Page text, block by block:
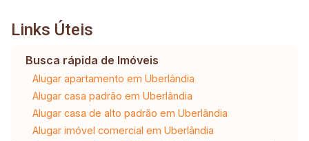
Links Úteis
Busca rápida de Imóveis
Alugar apartamento em Uberlândia
Alugar casa padrão em Uberlândia
Alugar casa de alto padrão em Uberlândia
Alugar imóvel comercial em Uberlândia